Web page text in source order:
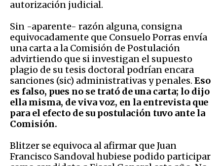
autorización judicial.
Sin -aparente- razón alguna, consigna
equivocadamente que Consuelo Porras envía
una carta a la Comisión de Postulación
advirtiendo que si investigan el supuesto
plagio de su tesis doctoral podrían encara
sanciones (sic) administrativas y penales. Eso
es falso, pues no se trató de una carta; lo dijo
ella misma, de viva voz, en la entrevista que
para el efecto de su postulación tuvo ante la
Comisión.
Blitzer se equivoca al afirmar que Juan
Francisco Sandoval hubiese podido participar